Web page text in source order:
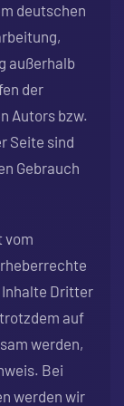
deutschen
außerhalb
der
Autors bzw.
Seite sind
Gebrauch
vom
Dritter
auf
werden,
Bei
werden wir